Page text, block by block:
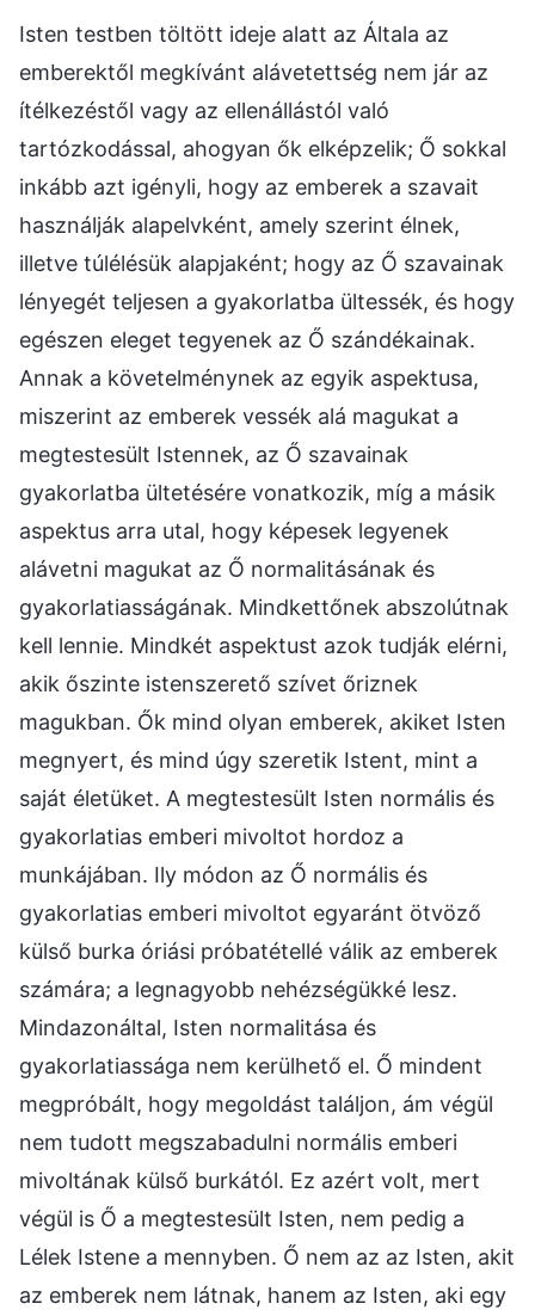
Isten testben töltött ideje alatt az Általa az
emberektől megkívánt alávetettség nem jár az
ítélkezéstől vagy az ellenállástól való
tartózkodással, ahogyan ők elképzelik; Ő sokkal
inkább azt igényli, hogy az emberek a szavait
használják alapelvként, amely szerint élnek,
illetve túlélésük alapjaként; hogy az Ő szavainak
lényegét teljesen a gyakorlatba ültessék, és hogy
egészen eleget tegyenek az Ő szándékainak.
Annak a követelménynek az egyik aspektusa,
miszerint az emberek vessék alá magukat a
megtestesült Istennek, az Ő szavainak
gyakorlatba ültetésére vonatkozik, míg a másik
aspektus arra utal, hogy képesek legyenek
alávetni magukat az Ő normalitásának és
gyakorlatiasságának. Mindkettőnek abszolútnak
kell lennie. Mindkét aspektust azok tudják elérni,
akik őszinte istenszerető szívet őriznek
magukban. Ők mind olyan emberek, akiket Isten
megnyert, és mind úgy szeretik Istent, mint a
saját életüket. A megtestesült Isten normális és
gyakorlatias emberi mivoltot hordoz a
munkájában. Ily módon az Ő normális és
gyakorlatias emberi mivoltot egyaránt ötvöző
külső burka óriási próbatétellé válik az emberek
számára; a legnagyobb nehézségükké lesz.
Mindazonáltal, Isten normalitása és
gyakorlatiassága nem kerülhető el. Ő mindent
megpróbált, hogy megoldást találjon, ám végül
nem tudott megszabadulni normális emberi
mivoltának külső burkától. Ez azért volt, mert
végül is Ő a megtestesült Isten, nem pedig a
Lélek Istene a mennyben. Ő nem az az Isten, akit
az emberek nem látnak, hanem az Isten, aki egy